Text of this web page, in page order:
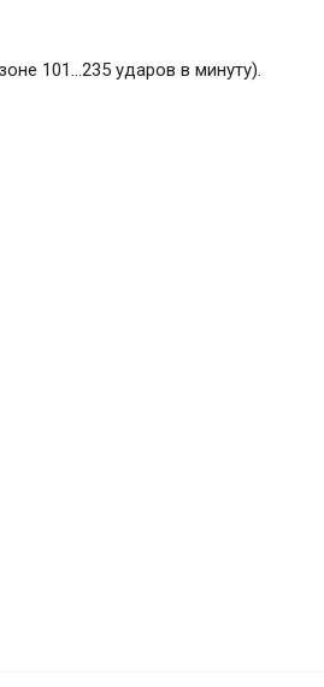
101...235 ударов в минуту).